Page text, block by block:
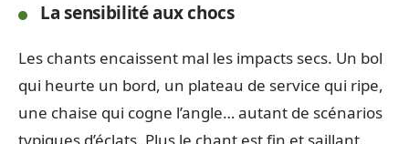
La sensibilité aux chocs
Les chants encaissent mal les impacts secs. Un bol
qui heurte un bord, un plateau de service qui ripe,
une chaise qui cogne l’angle… autant de scénarios
typiques d’éclats. Plus le chant est fin et saillant,